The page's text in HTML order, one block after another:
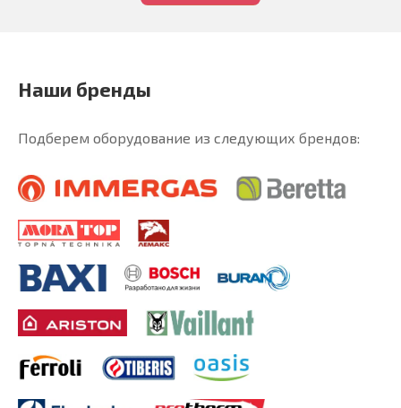
Наши бренды
Подберем оборудование из следующих брендов: